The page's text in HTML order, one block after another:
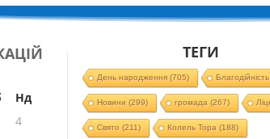
Нд
4
ТЕГИ
День народження(705) Благодійність
Новини (299) громада (267)
Свято (211) Колель Тора (188)